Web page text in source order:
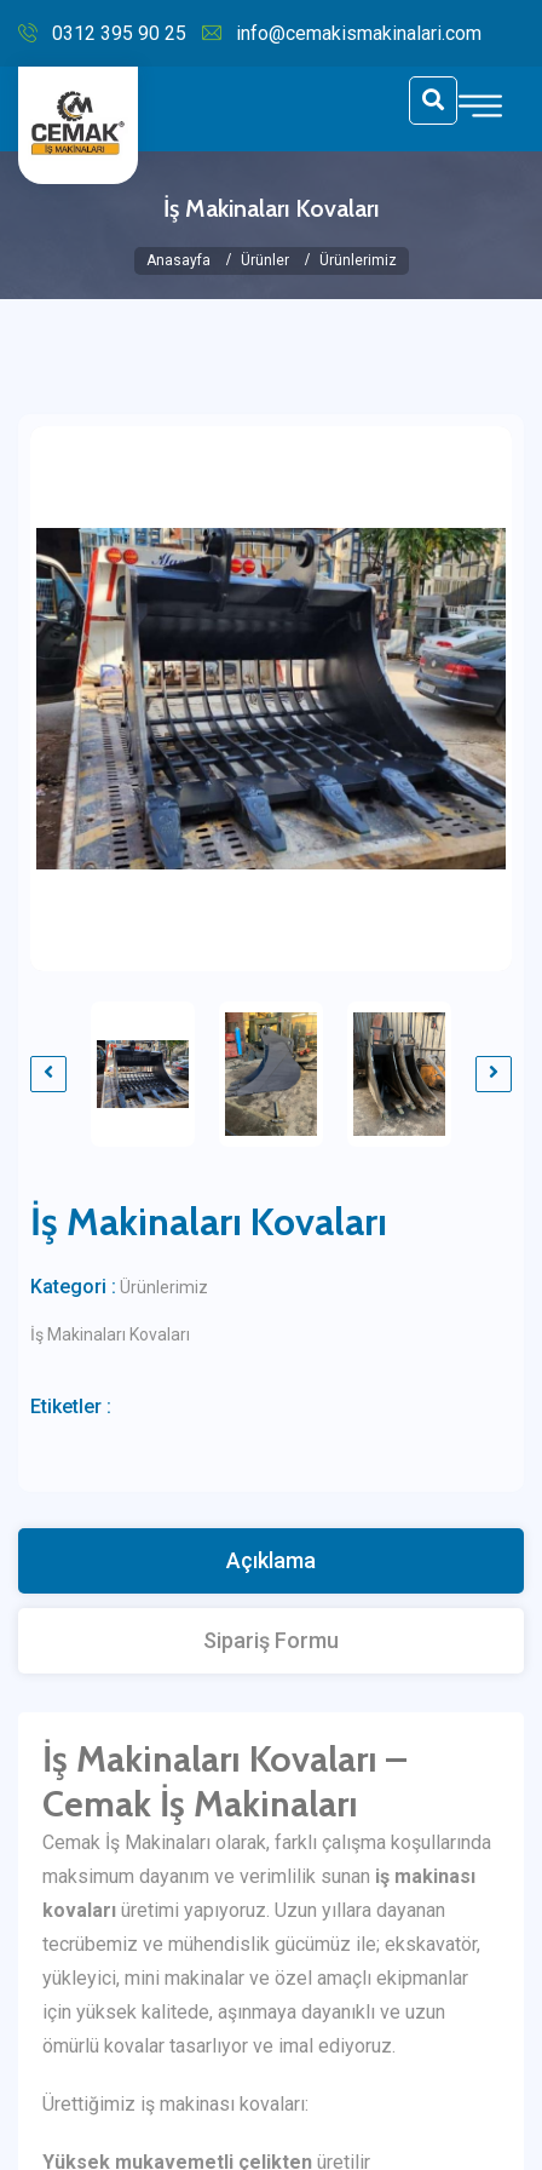
0312 395 90 25 info@cemakismakinalari.com
İş Makinaları Kovaları
Anasayfa Ürünler Ürünlerimiz
İş Makinaları Kovaları
Kategori : Ürünlerimiz
İş Makinaları Kovaları
Etiketler :
Açıklama
Sipariş Formu
İş Makinaları Kovaları –
Cemak İş Makinaları
Cemak İş Makinaları olarak, farklı çalışma koşullarında
maksimum dayanım ve verimlilik sunan iş makinası
kovaları üretimi yapıyoruz. Uzun yıllara dayanan
tecrübemiz ve mühendislik gücümüz ile; ekskavatör,
yükleyici, mini makinalar ve özel amaçlı ekipmanlar
için yüksek kalitede, aşınmaya dayanıklı ve uzun
ömürlü kovalar tasarlıyor ve imal ediyoruz.
Ürettiğimiz iş makinası kovaları:
Yüksek mukavemetli çelikten üretilir